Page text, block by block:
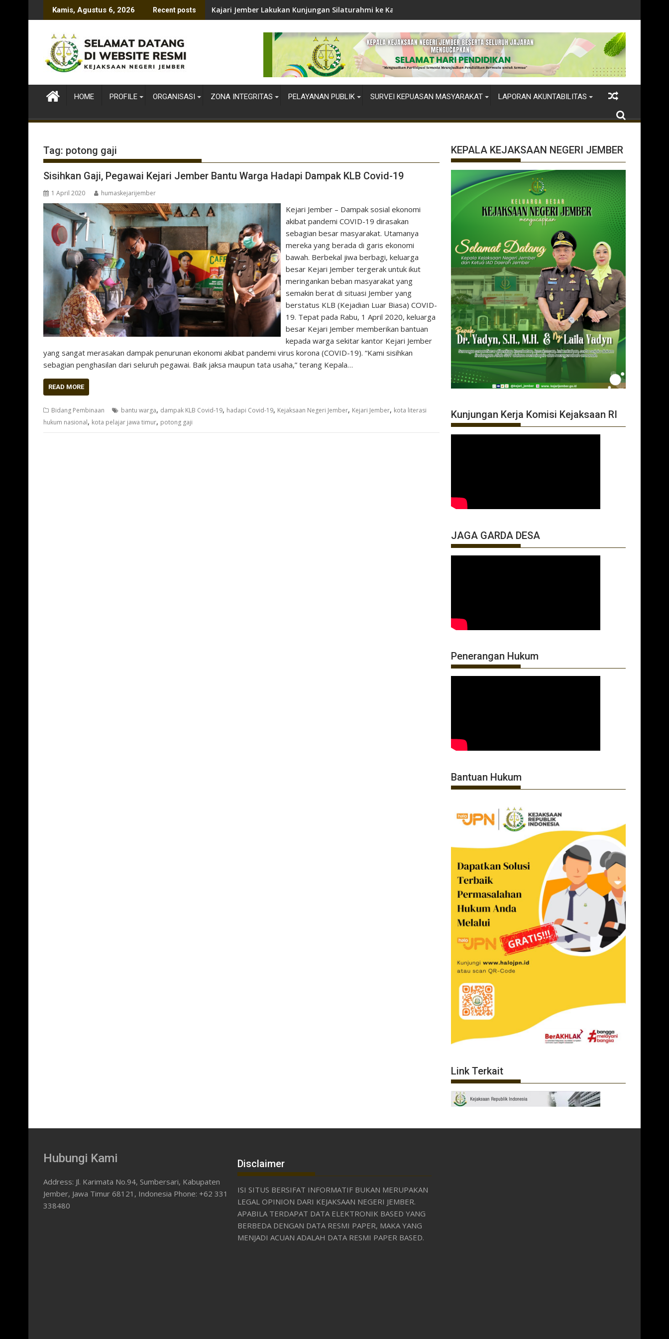
to
Kamis, Agustus 6, 2026 Recent posts Kajari Jember Lakukan Kunjungan Silaturahmi ke Kapolres Jember
HOME PROFILE ORGANISASI ZONA INTEGRITAS PELAYANAN PUBLIK SURVEI KEPUASAN MASYARAKAT LAPORAN AKUNTABILITAS
Tag: potong gaji
Sisihkan Gaji, Pegawai Kejari Jember Bantu Warga Hadapi Dampak KLB Covid-19
1 April 2020 humaskejarijember
Kejari Jember – Dampak sosial ekonomi
akibat pandemi COVID-19 dirasakan
sebagian besar masyarakat. Utamanya
mereka yang berada di garis ekonomi
bawah. Berbekal jiwa berbagi, keluarga
besar Kejari Jember tergerak untuk ikut
meringankan beban masyarakat yang
semakin berat di situasi Jember yang
berstatus KLB (Kejadian Luar Biasa) COVID-
19. Tepat pada Rabu, 1 April 2020, keluarga
besar Kejari Jember memberikan bantuan
kepada warga sekitar kantor Kejari Jember
yang sangat merasakan dampak penurunan ekonomi akibat pandemi virus korona (COVID-19). “Kami sisihkan
sebagian penghasilan dari seluruh pegawai. Baik jaksa maupun tata usaha,” terang Kepala…
READ MORE
Bidang Pembinaan bantu warga, dampak KLB Covid-19, hadapi Covid-19, Kejaksaan Negeri Jember, Kejari Jember, kota literasi
hukum nasional, kota pelajar jawa timur, potong gaji
KEPALA KEJAKSAAN NEGERI JEMBER
Kunjungan Kerja Komisi Kejaksaan RI
JAGA GARDA DESA
Penerangan Hukum
Bantuan Hukum
Link Terkait
Hubungi Kami
Address: Jl. Karimata No.94, Sumbersari, Kabupaten
Jember, Jawa Timur 68121, Indonesia Phone: +62 331
338480
Disclaimer
ISI SITUS BERSIFAT INFORMATIF BUKAN MERUPAKAN
LEGAL OPINION DARI KEJAKSAAN NEGERI JEMBER.
APABILA TERDAPAT DATA ELEKTRONIK BASED YANG
BERBEDA DENGAN DATA RESMI PAPER, MAKA YANG
MENJADI ACUAN ADALAH DATA RESMI PAPER BASED.